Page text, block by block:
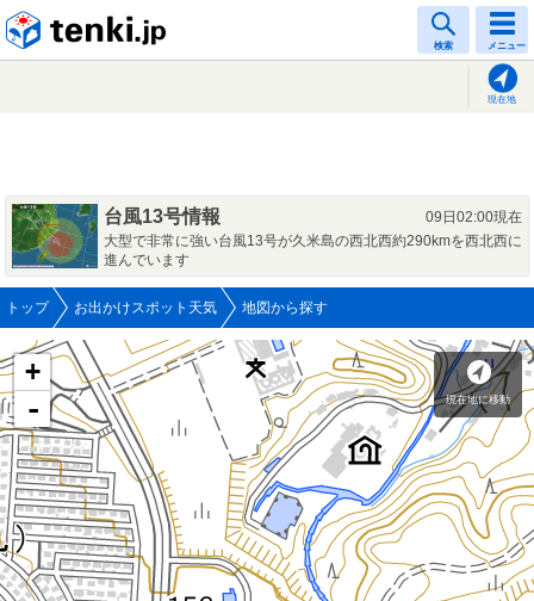
検索 メニュー
現在地
台風13号情報
09日02:00現在
大型で非常に強い台風13号が久米島の西北西約290kmを西北西に
進んでいます
トップ お出かけスポット天気 地図から探す
現在地に移動
+
-